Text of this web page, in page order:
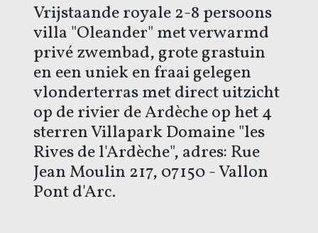
Vrijstaande royale 2-8 persoons
villa "Oleander" met verwarmd
privé zwembad, grote grastuin
en een uniek en fraai gelegen
vlonderterras met direct uitzicht
op de rivier de Ardèche op het 4
sterren Villapark Domaine "les
Rives de l'Ardèche", adres: Rue
Jean Moulin 217, 07150 - Vallon
Pont d'Arc.